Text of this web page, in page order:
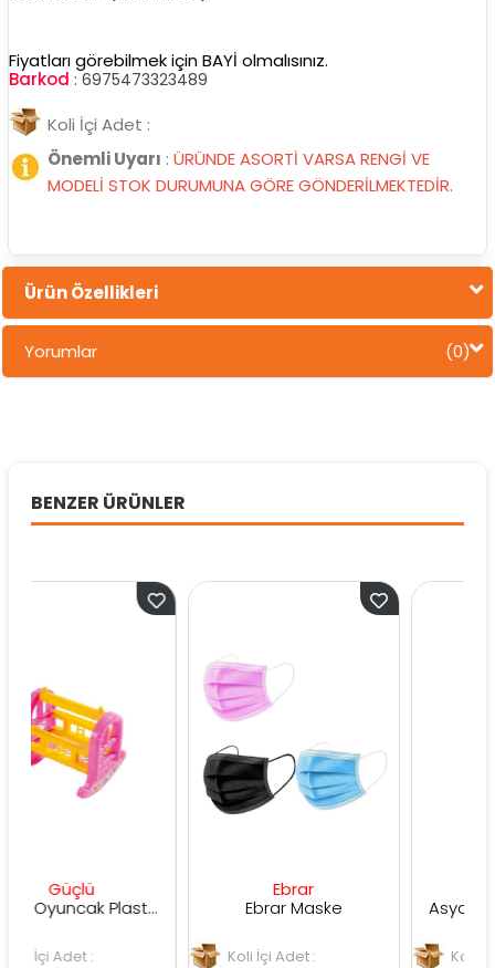
Fiyatları görebilmek için BAYİ olmalısınız.
Barkod : 6975473323489
Koli İçi Adet :
Önemli Uyarı : ÜRÜNDE ASORTİ VARSA RENGİ VE
MODELİ STOK DURUMUNA GÖRE GÖNDERİLMEKTEDİR.
Ürün Özellikleri
Yorumlar (0)
BENZER ÜRÜNLER
Güçlü Oyuncak Plastik Küçük Beşik
Ebrar Maske
Koli İçi Adet :
Koli İçi Adet :